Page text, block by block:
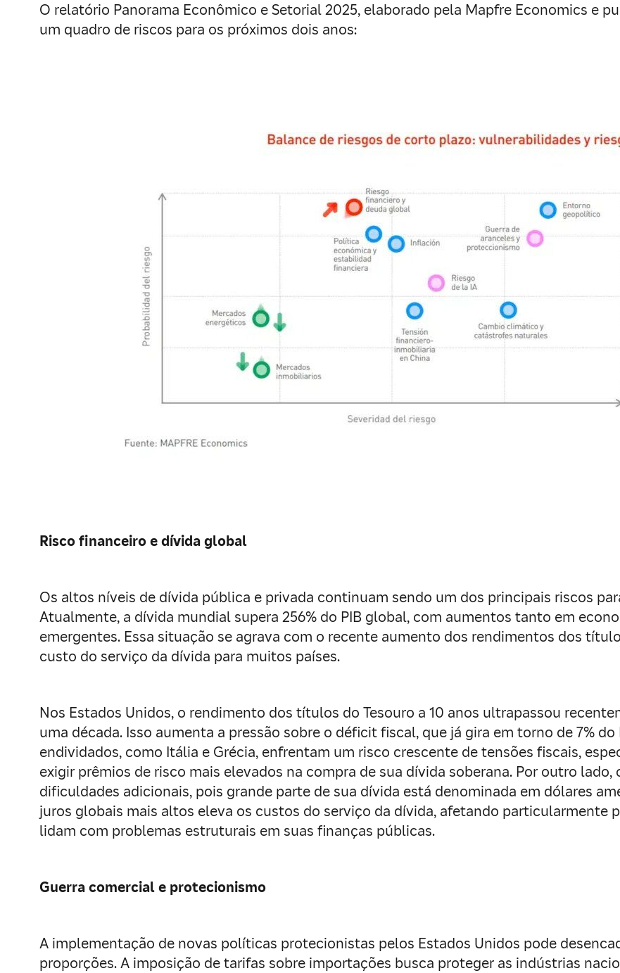
O relatório Panorama Econômico e Setorial 2025, elaborado pela Mapfre Economics e
um quadro de riscos para os próximos dois anos:
Risco financeiro e dívida global
Os altos níveis de dívida pública e privada continuam sendo um dos principais riscos
Atualmente, a dívida mundial supera 256% do PIB global, com aumentos tanto em
emergentes. Essa situação se agrava com o recente aumento dos rendimentos dos
custo do serviço da dívida para muitos países.
Nos Estados Unidos, o rendimento dos títulos do Tesouro a 10 anos ultrapassou
uma década. Isso aumenta a pressão sobre o déficit fiscal, que já gira em torno de 7%
endividados, como Itália e Grécia, enfrentam um risco crescente de tensões fiscais,
exigir prêmios de risco mais elevados na compra de sua dívida soberana. Por outro
dificuldades adicionais, pois grande parte de sua dívida está denominada em dólares
juros globais mais altos eleva os custos do serviço da dívida, afetando particularmente
lidam com problemas estruturais em suas finanças públicas.
Guerra comercial e protecionismo
A implementação de novas políticas protecionistas pelos Estados Unidos pode
proporções. A imposição de tarifas sobre importações busca proteger as indústrias